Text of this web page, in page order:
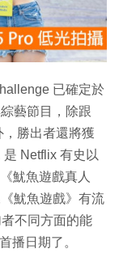
已確定於
藝節目，除跟
，勝出者還將獲
Netflix 有史以​​
魷魚遊戲真人
魷魚遊戲》有流
不同方面的能
播日期了。